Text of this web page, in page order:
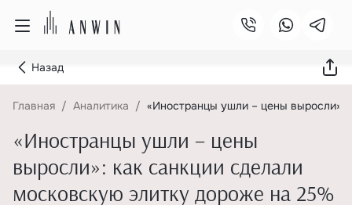
Назад
Главная Аналитика «Иностранцы ушли – цены выросли»:
«Иностранцы ушли – цены
выросли»: как санкции сделали
московскую элитку дороже на 25%